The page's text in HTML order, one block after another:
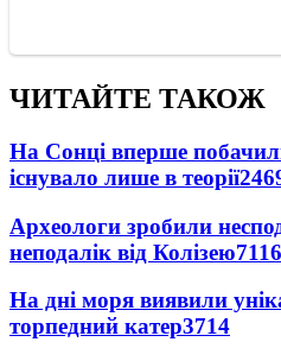
ЧИТАЙТЕ ТАКОЖ
На Сонці вперше
існувало лише в теорії
Археологи зробили
неподалік від Колізею7116
На дні моря виявили
торпедний катер3714